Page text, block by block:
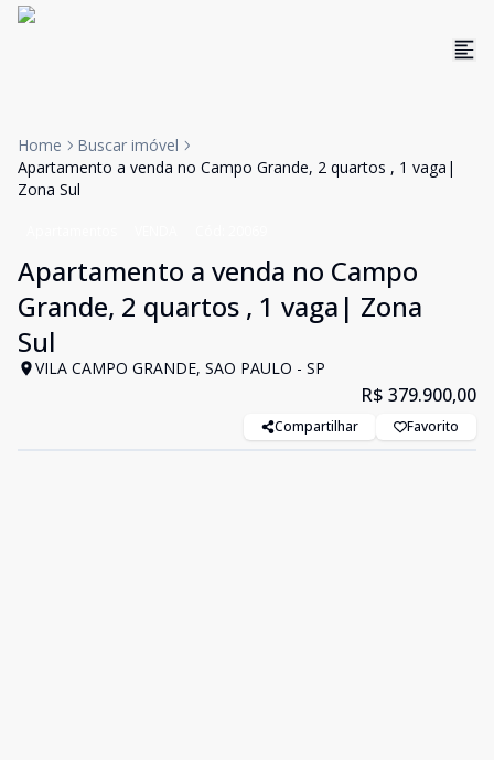
Home
Buscar imóvel
Apartamento a venda no Campo Grande, 2 quartos , 1 vaga|
Zona Sul
Apartamento a venda no Campo
Grande, 2 quartos , 1 vaga| Zona
Sul
VILA CAMPO GRANDE, SAO PAULO - SP
R$ 379.900,00
Compartilhar Favorito